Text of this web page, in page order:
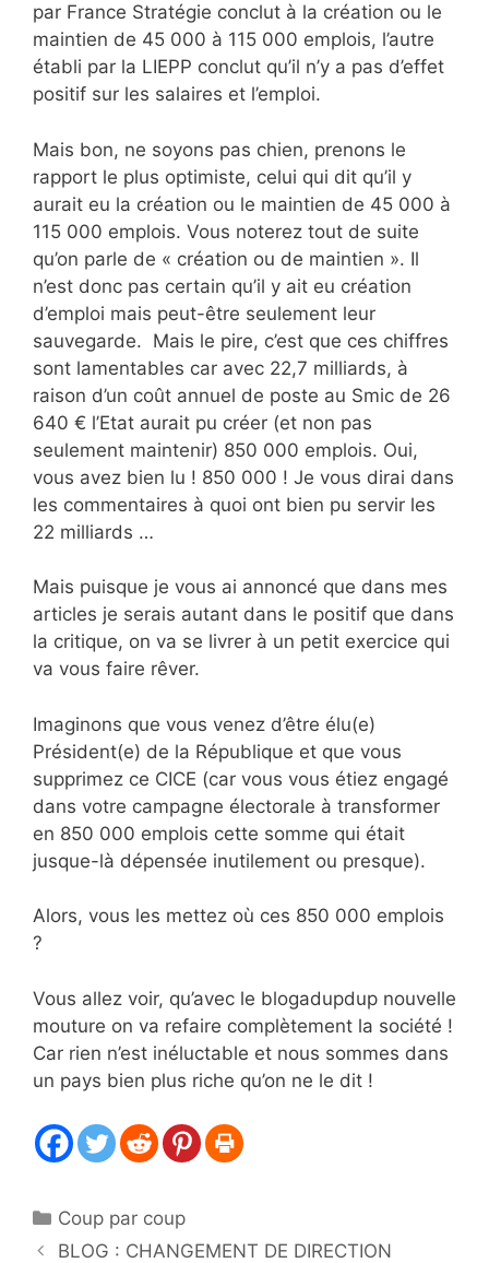
par France Stratégie conclut à la création ou le
maintien de 45 000 à 115 000 emplois, l’autre
établi par la LIEPP conclut qu’il n’y a pas d’effet
positif sur les salaires et l’emploi.
Mais bon, ne soyons pas chien, prenons le
rapport le plus optimiste, celui qui dit qu’il y
aurait eu la création ou le maintien de 45 000 à
115 000 emplois. Vous noterez tout de suite
qu’on parle de « création ou de maintien ». Il
n’est donc pas certain qu’il y ait eu création
d’emploi mais peut-être seulement leur
sauvegarde. Mais le pire, c’est que ces chiffres
sont lamentables car avec 22,7 milliards, à
raison d’un coût annuel de poste au Smic de 26
640 € l’Etat aurait pu créer (et non pas
seulement maintenir) 850 000 emplois. Oui,
vous avez bien lu ! 850 000 ! Je vous dirai dans
les commentaires à quoi ont bien pu servir les
22 milliards …
Mais puisque je vous ai annoncé que dans mes
articles je serais autant dans le positif que dans
la critique, on va se livrer à un petit exercice qui
va vous faire rêver.
Imaginons que vous venez d’être élu(e)
Président(e) de la République et que vous
supprimez ce CICE (car vous vous étiez engagé
dans votre campagne électorale à transformer
en 850 000 emplois cette somme qui était
jusque-là dépensée inutilement ou presque).
Alors, vous les mettez où ces 850 000 emplois
?
Vous allez voir, qu’avec le blogadupdup nouvelle
mouture on va refaire complètement la société !
Car rien n’est inéluctable et nous sommes dans
un pays bien plus riche qu’on ne le dit !
Catégories
Coup par coup
BLOG : CHANGEMENT DE DIRECTION